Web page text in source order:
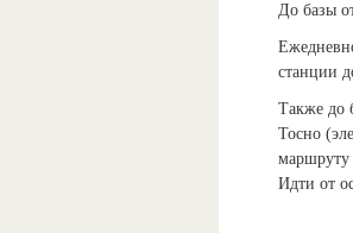
До базы
станции
Также до
Тосно
Идти от